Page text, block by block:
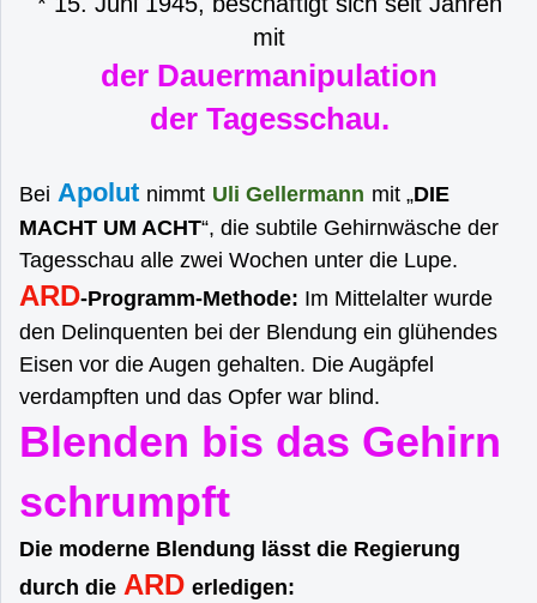
mit
der Dauermanipulation
der Tagesschau.
Bei Apolut nimmt Uli Gellermann mit „DIE
MACHT UM ACHT“, die subtile Gehirnwäsche der
Tagesschau alle zwei Wochen unter die Lupe.
ARD-Programm-Methode: Im Mittelalter wurde
den Delinquenten bei der Blendung ein glühendes
Eisen vor die Augen gehalten. Die Augäpfel
verdampften und das Opfer war blind.
Blenden bis das Gehirn
schrumpft
Die moderne Blendung lässt die Regierung
durch die ARD erledigen: